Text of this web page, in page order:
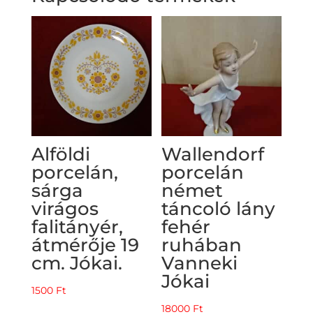
Alföldi
porcelán,
sárga
virágos
falitányér,
átmérője 19
cm. Jókai.
1500 Ft
Wallendorf
porcelán
német
táncoló lány
fehér
ruhában
Vanneki
Jókai
18000 Ft